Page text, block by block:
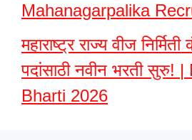
Mahanagarpalika
महाराष्ट्र राज्य वीज
पदांसाठी नवीन भरती सुरु!
Bharti 2026